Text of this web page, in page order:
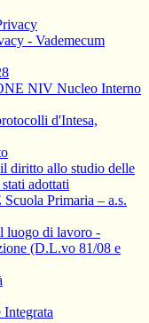
- Vademecum
NIV Nucleo Interno
d'Intesa,
diritto allo studio delle
adottati
Primaria – a.s.
luogo di lavoro -
(D.L.vo 81/08 e